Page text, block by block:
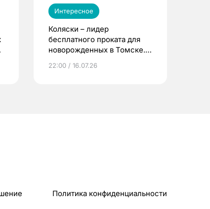
Интересное
Коляски – лидер
бесплатного проката для
новорожденных в Томске.
22:00 / 16.07.26
Политика конфиденциальности